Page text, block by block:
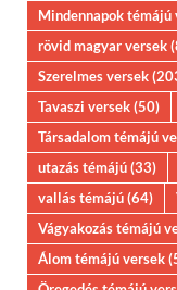
Mindennapok témájú
rövid magyar versek
Szerelmes versek
Tavaszi versek(50)
Társadalom témájú
utazás témájú(33)
vallás témájú(64)
Vágyakozás témájú
Álom témájú versek